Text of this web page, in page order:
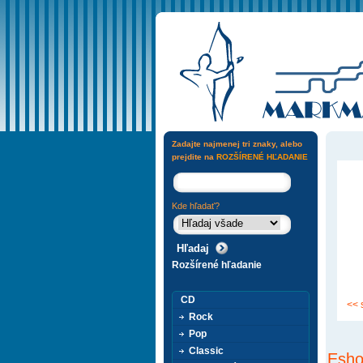
<<
Zadajte najmenej tri znaky, alebo
prejdite na ROZŠÍRENÉ HĽADANIE
Kde hľadať?
Rozšírené hľadanie
CD
Rock
Pop
Classic